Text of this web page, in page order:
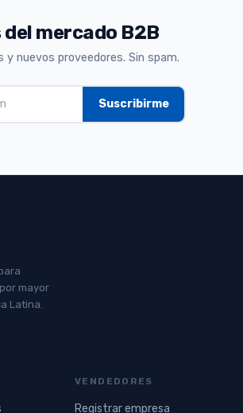
del mercado B2B
y nuevos proveedores. Sin spam.
mayor
Latina.
VENDEDORES
Registrar empresa